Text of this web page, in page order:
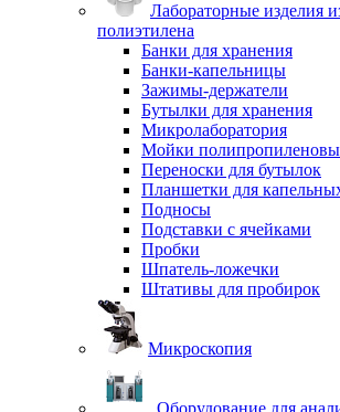
Лабораторные изделия
полиэтилена
Банки для хранения
Банки-капельницы
Зажимы-держатели
Бутылки для хранения
Микролаборатория
Мойки
Переноски для бутылок
Планшетки для
Подносы
Подставки с ячейками
Пробки
Шпатель-ложечки
Штативы для пробирок
Микроскопия
Оборудование для